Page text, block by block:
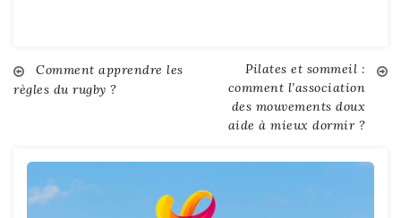
Navigation
l’article
Comment apprendre les
règles du rugby ?
Pilates et sommeil :
comment l’association
des mouvements doux
aide à mieux dormir ?